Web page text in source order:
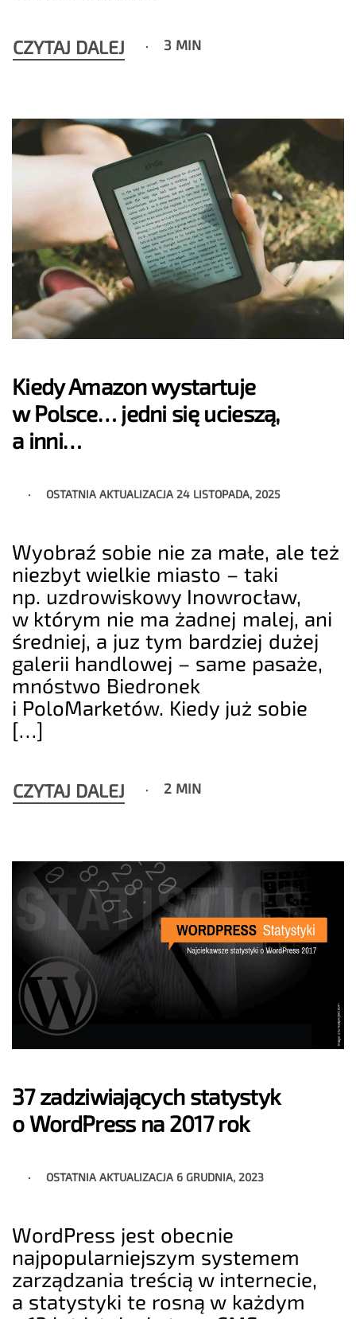
CZYTAJ DALEJ 3 MIN
Kiedy Amazon wystartuje
w Polsce… jedni się ucieszą,
a inni…
OSTATNIA AKTUALIZACJA 24 LISTOPADA, 2025
Wyobraź sobie nie za małe, ale też
niezbyt wielkie miasto – taki
np. uzdrowiskowy Inowrocław,
w którym nie ma żadnej malej, ani
średniej, a juz tym bardziej dużej
galerii handlowej – same pasaże,
mnóstwo Biedronek
i PoloMarketów. Kiedy już sobie
[…]
CZYTAJ DALEJ 2 MIN
37 zadziwiających statystyk
o WordPress na 2017 rok
OSTATNIA AKTUALIZACJA 6 GRUDNIA, 2023
WordPress jest obecnie
najpopularniejszym systemem
zarządzania treścią w internecie,
a statystyki te rosną w każdym